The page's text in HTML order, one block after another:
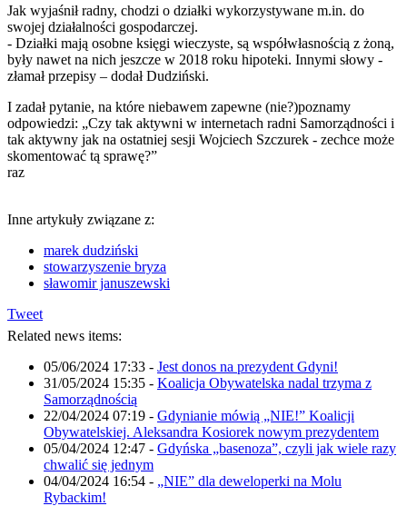
Jak wyjaśnił radny, chodzi o działki wykorzystywane m.in. do
swojej działalności gospodarczej.
- Działki mają osobne księgi wieczyste, są współwłasnością z żoną,
były nawet na nich jeszcze w 2018 roku hipoteki. Innymi słowy -
złamał przepisy – dodał Dudziński.
I zadał pytanie, na które niebawem zapewne (nie?)poznamy
odpowiedzi: „Czy tak aktywni w internetach radni Samorządności i
tak aktywny jak na ostatniej sesji Wojciech Szczurek - zechce może
skomentować tą sprawę?”
raz
Inne artykuły związane z:
marek dudziński
stowarzyszenie bryza
sławomir januszewski
Tweet
Related news items:
05/06/2024 17:33 - Jest donos na prezydent Gdyni!
31/05/2024 15:35 - Koalicja Obywatelska nadal trzyma z
Samorządnością
22/04/2024 07:19 - Gdynianie mówią „NIE!” Koalicji
Obywatelskiej. Aleksandra Kosiorek nowym prezydentem
05/04/2024 12:47 - Gdyńska „basenoza”, czyli jak wiele razy
chwalić się jednym
04/04/2024 16:54 - „NIE” dla deweloperki na Molu
Rybackim!